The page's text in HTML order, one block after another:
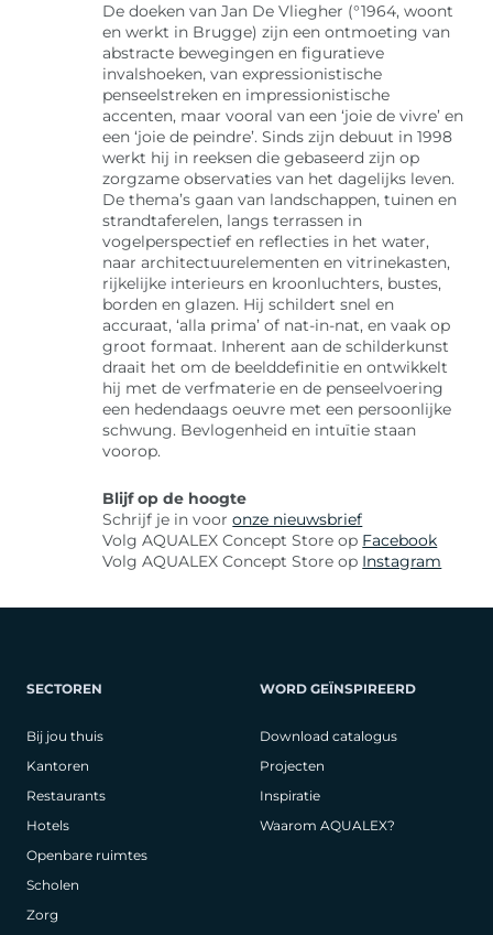
De doeken van Jan De Vliegher (°1964, woont
en werkt in Brugge) zijn een ontmoeting van
abstracte bewegingen en figuratieve
invalshoeken, van expressionistische
penseelstreken en impressionistische
accenten, maar vooral van een ‘joie de vivre’ en
een ‘joie de peindre’. Sinds zijn debuut in 1998
werkt hij in reeksen die gebaseerd zijn op
zorgzame observaties van het dagelijks leven.
De thema’s gaan van landschappen, tuinen en
strandtaferelen, langs terrassen in
vogelperspectief en reflecties in het water,
naar architectuurelementen en vitrinekasten,
rijkelijke interieurs en kroonluchters, bustes,
borden en glazen. Hij schildert snel en
accuraat, ‘alla prima’ of nat-in-nat, en vaak op
groot formaat. Inherent aan de schilderkunst
draait het om de beelddefinitie en ontwikkelt
hij met de verfmaterie en de penseelvoering
een hedendaags oeuvre met een persoonlijke
schwung. Bevlogenheid en intuïtie staan
voorop.
Blijf op de hoogte
Schrijf je in vooronze nieuwsbrief
Volg AQUALEX Concept Store op Facebook
Volg AQUALEX Concept Store op Instagram
SECTOREN
Bij jou thuis
Kantoren
Restaurants
Hotels
Openbare ruimtes
Scholen
Zorg
WORD GEÏNSPIREERD
Download catalogus
Projecten
Inspiratie
Waarom AQUALEX?